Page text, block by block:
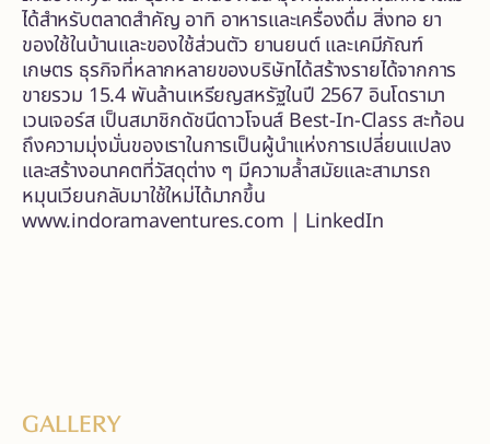
ได้สำหรับตลาดสำคัญ อาทิ อาหารและเครื่องดื่ม สิ่งทอ ยา
ของใช้ในบ้านและของใช้ส่วนตัว ยานยนต์ และเคมีภัณฑ์
เกษตร ธุรกิจที่หลากหลายของบริษัทได้สร้างรายได้จากการ
ขายรวม 15.4 พันล้านเหรียญสหรัฐในปี 2567 อินโดรามา
เวนเจอร์ส เป็นสมาชิกดัชนีดาวโจนส์ Best-In-Class สะท้อน
ถึงความมุ่งมั่นของเราในการเป็นผู้นำแห่งการเปลี่ยนแปลง
และสร้างอนาคตที่วัสดุต่าง ๆ มีความล้ำสมัยและสามารถ
หมุนเวียนกลับมาใช้ใหม่ได้มากขึ้น
www.indoramaventures.com | LinkedIn
GALLERY